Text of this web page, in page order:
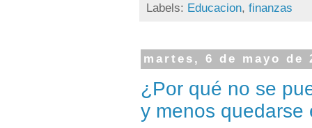
Labels: Educacion, finanzas
martes, 6 de mayo de
¿Por qué no se
y menos quedarse